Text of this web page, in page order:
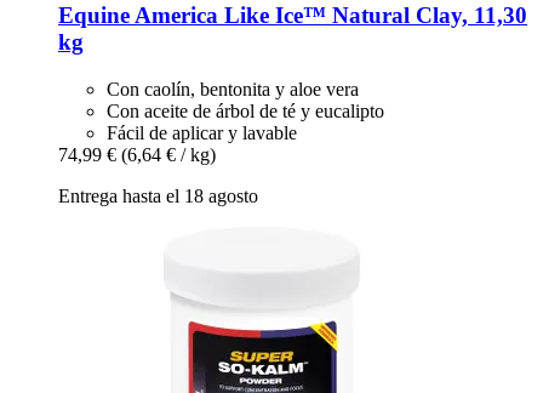
Equine America Like Ice™ Natural Clay, 11,30
kg
Con caolín, bentonita y aloe vera
Con aceite de árbol de té y eucalipto
Fácil de aplicar y lavable
74,99 € (6,64 € / kg)
Entrega hasta el 18 agosto